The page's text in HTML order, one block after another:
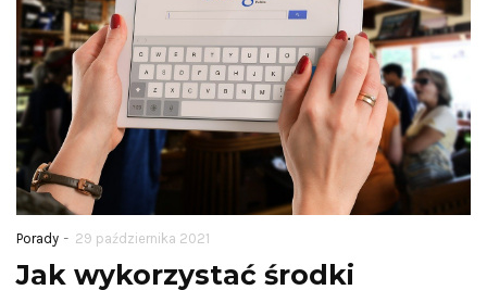
Porady - 29 października 2021
Jak wykorzystać środki